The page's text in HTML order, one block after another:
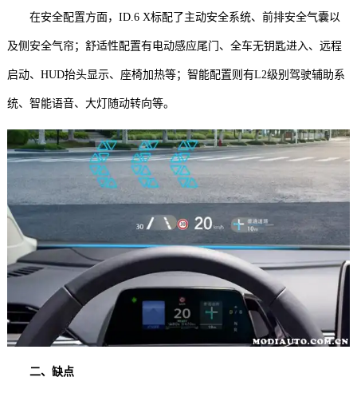
在安全配置方面，ID.6 X标配了主动安全系统、前排安全气囊以
及侧安全气帘；舒适性配置有电动感应尾门、全车无钥匙进入、远程
启动、HUD抬头显示、座椅加热等；智能配置则有L2级别驾驶辅助系
统、智能语音、大灯随动转向等。
二、缺点